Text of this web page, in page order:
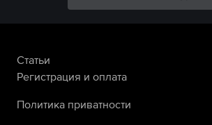
Статьи
Регистрация и оплата
Политика приватности